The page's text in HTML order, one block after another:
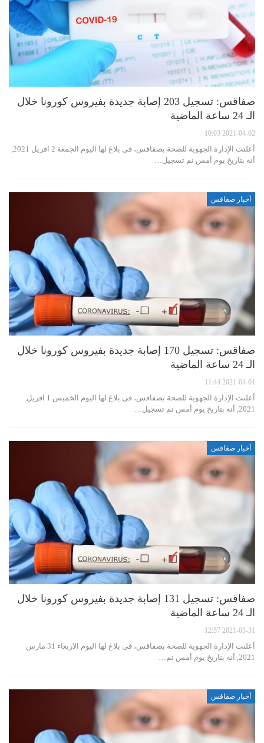
صفاقس: تسجيل 203 إصابة جديدة بفيروس كورونا خلال
الـ 24 ساعة الماضية
2021-04-02 10:03
أعلنت الإدارة الجهوية للصحة بصفاقس، في بلاغ لها اليوم الجمعة 2 افريل 2021,
أنه بتاريخ يوم أمس تم تسجيل…
أخبار صفاقس
صفاقس: تسجيل 170 إصابة جديدة بفيروس كورونا خلال
الـ 24 ساعة الماضية
2021-04-01 11:44
أعلنت الإدارة الجهوية للصحة بصفاقس، في بلاغ لها اليوم الخميس 1 افريل
2021, أنه بتاريخ يوم أمس تم تسجيل…
أخبار صفاقس
صفاقس: تسجيل 131 إصابة جديدة بفيروس كورونا خلال
الـ 24 ساعة الماضية
2021-03-31 12:57
أعلنت الإدارة الجهوية للصحة بصفاقس، في بلاغ لها اليوم الاربعاء 31 مارس
2021, أنه بتاريخ يوم أمس تم…
أخبار صفاقس